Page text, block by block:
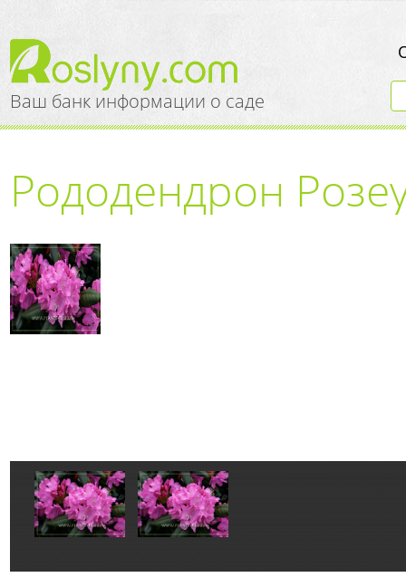
Ваш банк информации о саде
Рододендрон